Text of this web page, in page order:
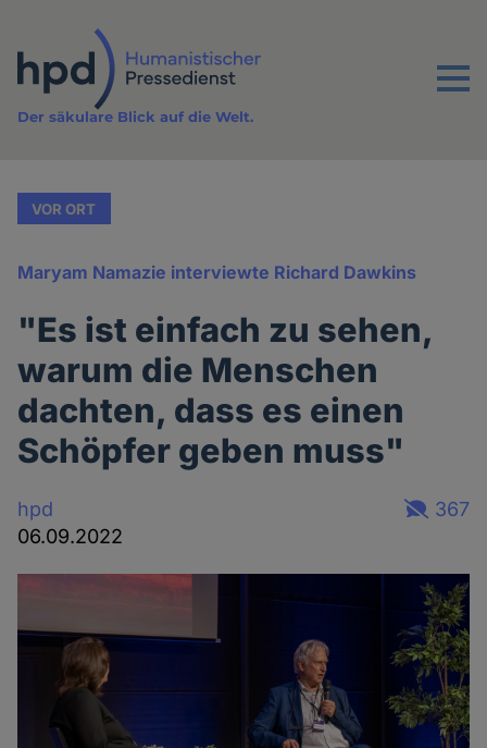
Inhalt
Menu
Der säkulare Blick auf die Welt.
VOR ORT
Maryam Namazie interviewte Richard Dawkins
"Es ist einfach zu sehen,
warum die Menschen
dachten, dass es einen
Schöpfer geben muss"
hpd
06.09.2022
367